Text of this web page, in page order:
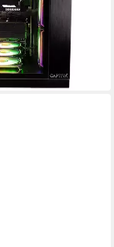
Arbeitsspeicher
UVP4.299,00 €
in 48 Raten
bei dir